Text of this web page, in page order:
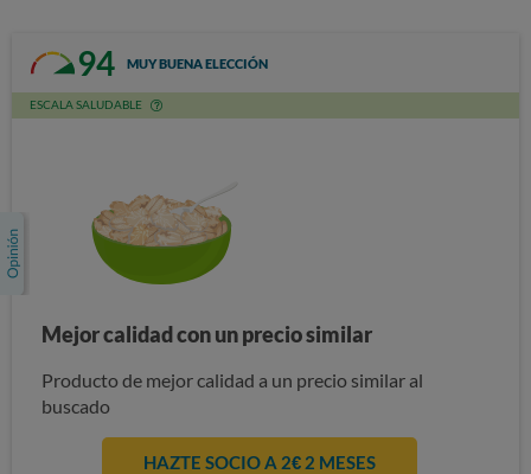
94 MUY BUENA ELECCIÓN
ESCALA SALUDABLE
Mejor calidad con un precio similar
Producto de mejor calidad a un precio similar al
buscado
HAZTE SOCIO A 2€ 2 MESES